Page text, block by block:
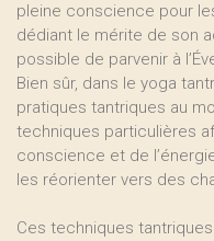
pleine conscience pour
dédiant le mérite de son
possible de parvenir à
Bien sûr, dans le yoga
pratiques tantriques au
techniques particulières
conscience et de
les réorienter vers des
Ces techniques